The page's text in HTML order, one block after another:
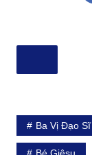
Ba Vị Đạo Sĩ
Bé Giêsu